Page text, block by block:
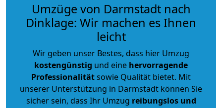
Umzüge von Darmstadt nach
Dinklage: Wir machen es Ihnen
leicht
Wir geben unser Bestes, dass hier Umzug
kostengünstig und eine hervorragende
Professionalitätsowie Qualität bietet. Mit
unserer Unterstützung in Darmstadt können Sie
sicher sein, dass Ihr Umzug reibungslos und